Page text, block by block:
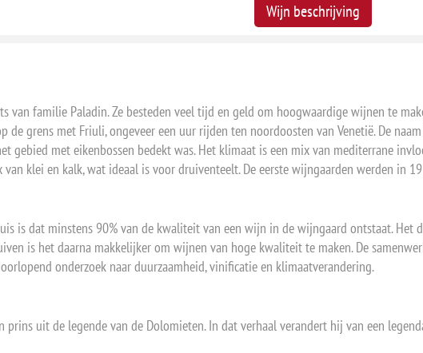
Wijn beschrijving
van familie Paladin. Ze besteden veel tijd en geld om hoogwaardige wijnen te
de grens met Friuli, ongeveer een uur rijden ten noordoosten van Venetië. De
gebied met eikenbossen bedekt was. Het klimaat is een mix van mediterrane
klei en kalk, wat ideaal is voor druiventeelt. De eerste wijngaarden werden in
is dat minstens 90% van de kwaliteit van een wijn in de wijngaard ontstaat.
is het daarna makkelijker om wijnen van hoge kwaliteit te maken. De
onderzoek naar duurzaamheid, vinificatie en klimaatverandering.
prins uit de legende van de Dolomieten. In dat verhaal verandert hij van een